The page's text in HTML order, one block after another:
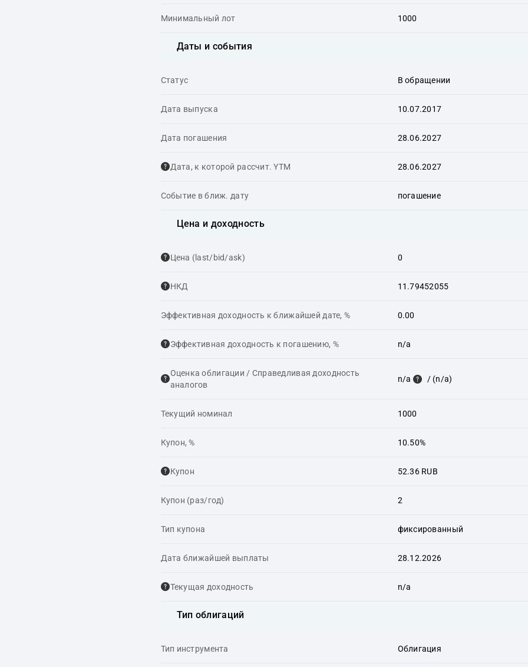
Минимальный лот 1000
Даты и события
Статус В обращении
Дата выпуска 10.07.2017
Дата погашения 28.06.2027
Дата, к которой рассчит. YTM 28.06.2027
Событие в ближ. дату погашение
Цена и доходность
Цена (last/bid/ask) 0
НКД 11.79452055
Эффективная доходность к ближайшей дате, % 0.00
Эффективная доходность к погашению, % n/a
Оценка облигации / Справедливая доходность
аналогов
n/a / (n/a)
Текущий номинал 1000
Купон, % 10.50%
Купон 52.36 RUB
Купон (раз/год) 2
Тип купона фиксированный
Дата ближайшей выплаты 28.12.2026
Текущая доходность n/a
Тип облигаций
Тип инструмента Облигация